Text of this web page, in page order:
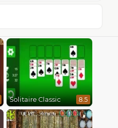
Solitaire Classic 8.5